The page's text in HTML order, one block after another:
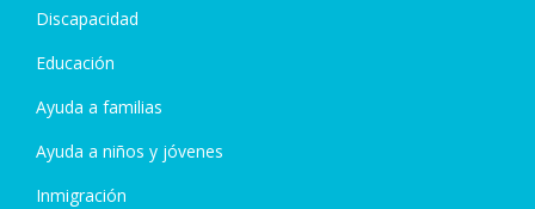
Discapacidad
Educación
Ayuda a familias
Ayuda a niños y jóvenes
Inmigración